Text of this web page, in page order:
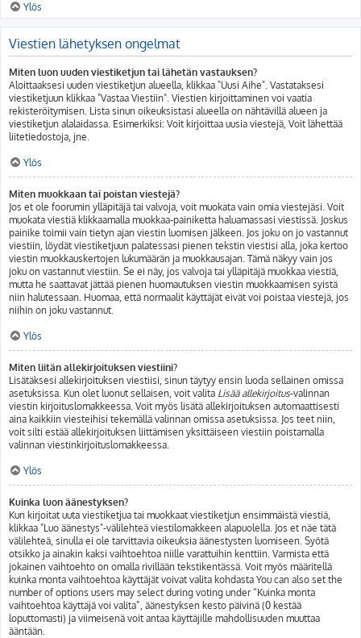
Ylös
Viestien lähetyksen ongelmat
Miten luon uuden viestiketjun tai lähetän vastauksen?
Aloittaaksesi uuden viestiketjun alueella, klikkaa "Uusi Aihe". Vastataksesi
viestiketjuun klikkaa "Vastaa Viestiin". Viestien kirjoittaminen voi vaatia
rekisteröitymisen. Lista sinun oikeuksistasi alueella on nähtävillä alueen ja
viestiketjun alalaidassa. Esimerkiksi: Voit kirjoittaa uusia viestejä, Voit lähettää
liitetiedostoja, jne.
Ylös
Miten muokkaan tai poistan viestejä?
Jos et ole foorumin ylläpitäjä tai valvoja, voit muokata vain omia viestejäsi. Voit
muokata viestiä klikkaamalla muokkaa-painiketta haluamassasi viestissä. Joskus
painike toimii vain tietyn ajan viestin luomisen jälkeen. Jos joku on jo vastannut
viestiin, löydät viestiketjuun palatessasi pienen tekstin viestisi alla, joka kertoo
viestin muokkauskertojen lukumäärän ja muokkausajan. Tämä näkyy vain jos
joku on vastannut viestiin. Se ei näy, jos valvoja tai ylläpitäjä muokkaa viestiä,
mutta he saattavat jättää pienen huomautuksen viestin muokkaamisen syistä
niin halutessaan. Huomaa, että normaalit käyttäjät eivät voi poistaa viestejä, jos
niihin on joku vastannut.
Ylös
Miten liitän allekirjoituksen viestiini?
Lisätäksesi allekirjoituksen viestiisi, sinun täytyy ensin luoda sellainen omissa
asetuksissa. Kun olet luonut sellaisen, voit valita Lisää allekirjoitus-valinnan
viestin kirjoituslomakkeessa. Voit myös lisätä allekirjoituksen automaattisesti
aina kaikkiin viesteihisi tekemällä valinnan omissa asetuksissa. Jos teet niin,
voit silti estää allekirjoituksen liittämisen yksittäiseen viestiin poistamalla
valinnan viestinkirjoituslomakkeessa.
Ylös
Kuinka luon äänestyksen?
Kun kirjoitat uuta viestiketjua tai muokkaat viestiketjun ensimmäistä viestiä,
klikkaa "Luo äänestys"-välilehteä viestilomakkeen alapuolella. Jos et näe tätä
välilehteä, sinulla ei ole tarvittavia oikeuksia äänestysten luomiseen. Syötä
otsikko ja ainakin kaksi vaihtoehtoa niille varattuihin kenttiin. Varmista että
jokainen vaihtoehto on omalla rivillään tekstikentässä. Voit myös määritellä
kuinka monta vaihtoehtoa käyttäjät voivat valita kohdasta You can also set the
number of options users may select during voting under “Kuinka monta
vaihtoehtoa käyttäjä voi valita”, äänestyksen kesto päivinä (0 kestää
loputtomasti) ja viimeisenä voit antaa käyttäjille mahdollisuuden muuttaa
ääntään.